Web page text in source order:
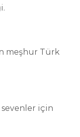
meşhur Türk
için